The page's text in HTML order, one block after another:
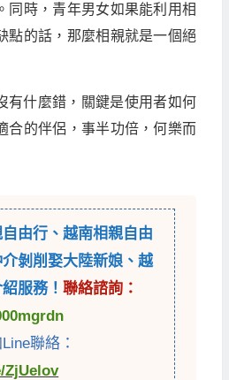
同時，青年男女如果能利用相
點的話，那麼相親就是一個絕
有什麼錯，關鍵是使用者如何
合的伴侶，事半功倍，何樂而
由行 、越南相親自由
剝削娶大陸新娘、越
服務！聯絡諮詢：
聯絡：
ZjUelov